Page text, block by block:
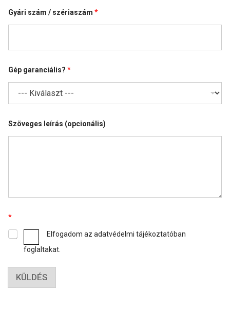
e
o
C
é
g
é
v
Gyári szám / szériaszám *
Gép garanciális? *
Szöveges leírás (opcionális)
*
Elfogadom az adatvédelmi tájékoztatóban
foglaltakat.
KÜLDÉS